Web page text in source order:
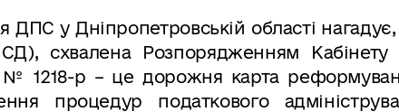
ДПС у Дніпропетровській області
схвалена Розпорядженням Кабінету
1218-р – це дорожня карта
процедур податкового